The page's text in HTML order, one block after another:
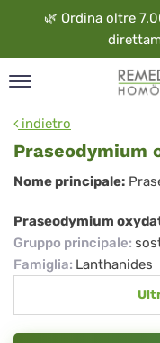
🌿 Ordina oltre
indietro
Praseodymium
oxydatum
Nome principale:
Praseodymium
Gruppo principale:
Famiglia: Lanthanides